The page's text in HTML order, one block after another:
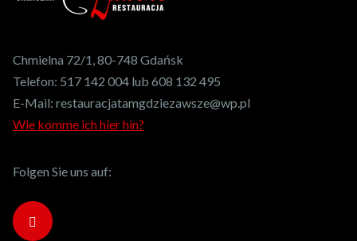
Chmielna 72/1, 80-748 Gdańsk
Telefon: 517 142 004 lub 608 132 495
E-Mail: restauracjatamgdziezawsze@wp.pl
Wie komme ich hier hin?
Folgen Sie uns auf: